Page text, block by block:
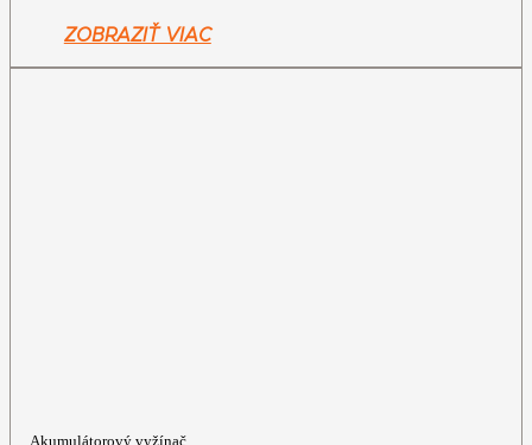
ZOBRAZIŤ VIAC
Akumulátorový vyžínač